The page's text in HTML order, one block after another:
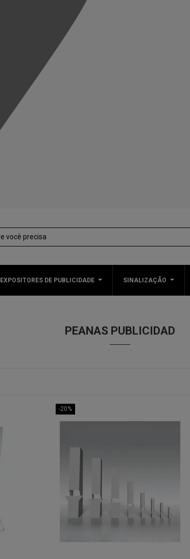
EXPOSITORES DE PUBLICIDADE SINALIZAÇÃO
PEANAS PUBLICIDAD
-20%